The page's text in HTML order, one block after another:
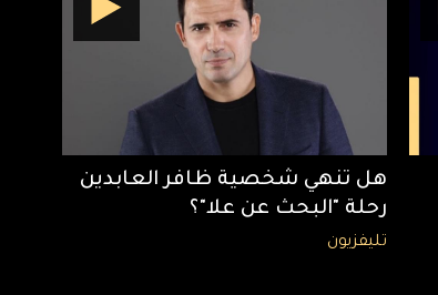
هل تنهي شخصية ظافر العابدين
رحلة "البحث عن علا"؟
تليفزيون